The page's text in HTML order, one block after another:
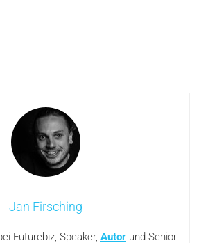
Jan Firsching
Futurebiz, Speaker, Autor und Senior